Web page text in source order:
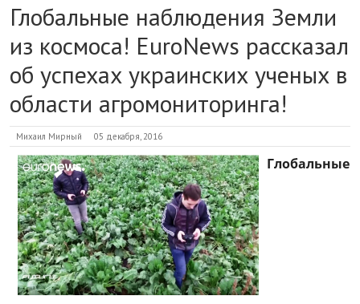
Глобальные наблюдения Земли
из космоса! EuroNews рассказал
об успехах украинских ученых в
области агромониторинга!
Михаил Мирный 05 декабря, 2016
Глобальные